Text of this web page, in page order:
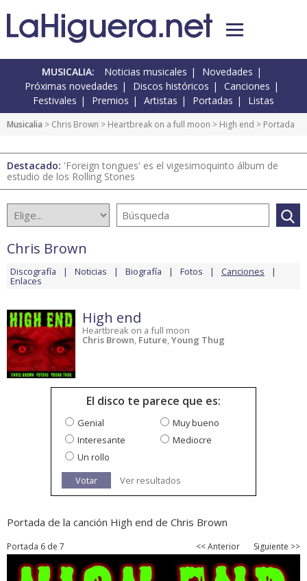
MUSICALIA: Noticias musicales
Novedades
Próximas novedades
Discos históricos
Canciones
Festivales
Premios Artistas Portadas Listas
Musicalia > Chris Brown > Heartbreak on a full moon > High end > Portada
Destacado: 'Foreign tongues' es el vigesimoquinto álbum de
estudio de los Rolling Stones
Chris Brown
Discografía Noticias Biografía Fotos Canciones
Enlaces
High end
Heartbreak on a full moon
Chris Brown, Future,Young Thug
El disco te parece que es:
Genial
Muy bueno
Interesante
Mediocre
Un rollo
Votar
Ver resultados
Portada de la canción High end de Chris Brown
Portada 6 de 7 << Anterior Siguiente >>